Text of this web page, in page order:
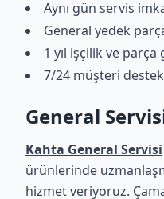
Aynı gün servis
General yedek
1 yıl işçilik ve parça
7/24 müşteri destek
General
Kahta General Servisi
ürünlerinde
hizmet veriyoruz.